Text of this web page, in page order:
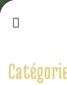
Skip
to
content
Nos
Nos